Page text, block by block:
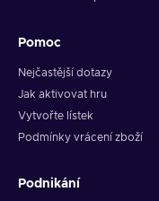
Pomoc
Nejčastější dotazy
Jak aktivovat hru
Vytvořte lístek
Podmínky vrácení zboží
Podnikání